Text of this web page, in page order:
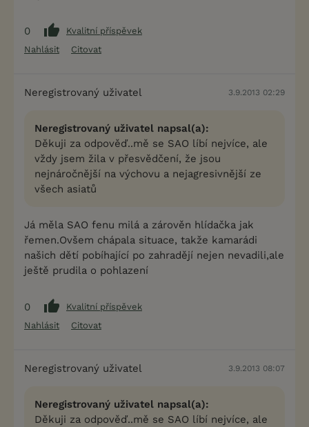
0
Kvalitní příspěvek
Nahlásit
Citovat
Neregistrovaný uživatel 3.9.2013 02:29
Neregistrovaný uživatel napsal(a):
Děkuji za odpověď..mě se SAO líbí nejvíce, ale
vždy jsem žila v přesvědčení, že jsou
nejnáročnější na výchovu a nejagresivnější ze
všech asiatů
Já měla SAO fenu milá a zárověn hlídačka jak
řemen.Ovšem chápala situace, takže kamarádi
našich dětí pobíhající po zahradějí nejen nevadili,ale
ještě prudila o pohlazení
0
Kvalitní příspěvek
Nahlásit
Citovat
Neregistrovaný uživatel 3.9.2013 08:07
Neregistrovaný uživatel napsal(a):
Děkuji za odpověď..mě se SAO líbí nejvíce, ale